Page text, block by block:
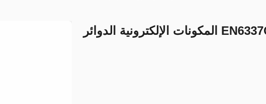
EN6337QI EN6337QI QFN-38 المكونات الإلكترونية الدوائر